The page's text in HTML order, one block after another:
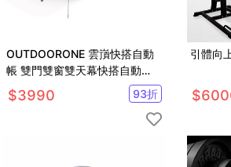
OUTDOORONE 雲嵿快搭自動
帳 雙門雙窗雙天幕快搭自動
帳，骨架簡單開收適用4-6人
$3990 93折
引體向
$